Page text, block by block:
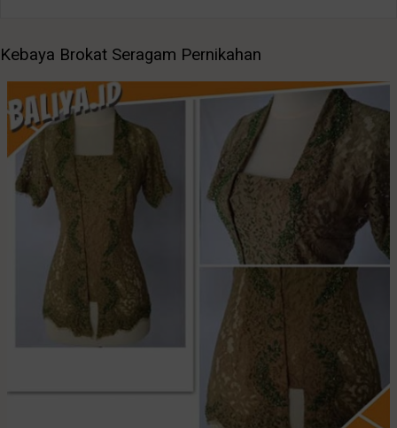
Kebaya Brokat Seragam Pernikahan